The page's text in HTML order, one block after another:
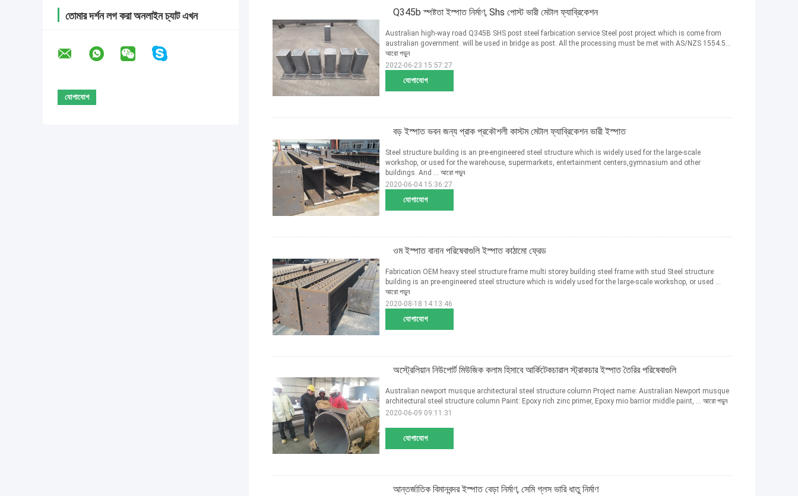
তোমার দর্শন লগ করা অনলাইন চ্যাট এখন Q345b স্পষ্টতা ইস্পাত নির্মাণ, Shs পোস্ট ভারী মেটাল ফ্যাব্রিকেশন
যোগাযোগ
Australian high-way road Q345B SHS post steel farbication service Steel post project which is come from
australian government. will be used in bridge as post. All the processing must be met with AS/NZS 1554.5...
আরো পড়ুন
2022-06-23 15:57:27
বড় ইস্পাত ভবন জন্য প্রাক প্রকৌশলী কাস্টম মেটাল ফ্যাব্রিকেশন ভারী ইস্পাত
যোগাযোগ
Steel structure building is an pre-engineered steel structure which is widely used for the large-scale
workshop, or used for the warehouse, supermarkets, entertainment centers,gymnasium and other
buildings. And ... আরো পড়ুন
2020-06-04 15:36:27
ওম ইস্পাত বানান পরিষেবাগুলি ইস্পাত কাঠামো ফ্রেড
যোগাযোগ
Fabrication OEM heavy steel structure frame multi storey building steel frame with stud Steel structure
building is an pre-engineered steel structure which is widely used for the large-scale workshop, or used ...
আরো পড়ুন
2020-08-18 14:13:46
অস্ট্রেলিয়ান নিউপোর্ট মিউজিক কলাম হিসাবে আর্কিটেকচারাল স্ট্রাকচার ইস্পাত তৈরির পরিষেবাগুলি
যোগাযোগ
Australian newport musque architectural steel structure column Project name: Australian Newport musque
architectural steel structure column Paint: Epoxy rich zinc primer, Epoxy mio barrior middle paint, ... আরো পড়ুন
2020-06-09 09:11:31
আন্তর্জাতিক বিমানবন্দর ইস্পাত বেড়া নির্মাণ, সেমি গ্লস ভারি ধাতু নির্মাণ